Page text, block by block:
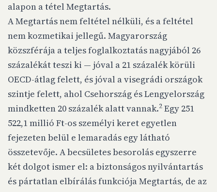
alapon a tétel Megtartás.
A Megtartás nem feltétel nélküli, és a feltétel
nem kozmetikai jellegű. Magyarország
közszférája a teljes foglalkoztatás nagyjából 26
százalékát teszi ki — jóval a 21 százalék körüli
OECD-átlag felett, és jóval a visegrádi országok
szintje felett, ahol Csehország és Lengyelország
mindketten 20 százalék alatt vannak.2 Egy 251
522,1 millió Ft-os személyi keret egyetlen
fejezeten belül e lemaradás egy látható
összetevője. A becsületes besorolás egyszerre
két dolgot ismer el: a biztonságos nyilvántartás
és pártatlan elbírálásfunkciójaMegtartás, de az